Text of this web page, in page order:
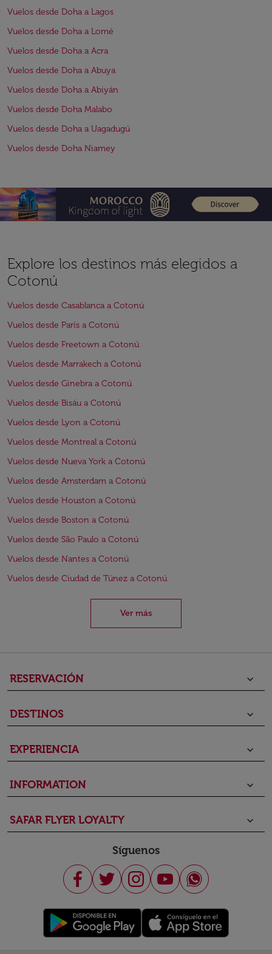
Vuelos desde Doha a Lagos
Vuelos desde Doha a Lomé
Vuelos desde Doha a Acra
Vuelos desde Doha a Abuya
Vuelos desde Doha a Abiyán
Vuelos desde Doha Malabo
Vuelos desde Doha a Uagadugú
Vuelos desde Doha Niamey
Explore los destinos más elegidos a
Cotonú
Vuelos desde Casablanca a Cotonú
Vuelos desde París a Cotonú
Vuelos desde Freetown a Cotonú
Vuelos desde Marrakech a Cotonú
Vuelos desde Ginebra a Cotonú
Vuelos desde Bisáu a Cotonú
Vuelos desde Lyon a Cotonú
Vuelos desde Montreal a Cotonú
Vuelos desde Nueva York a Cotonú
Vuelos desde Amsterdam a Cotonú
Vuelos desde Houston a Cotonú
Vuelos desde Boston a Cotonú
Vuelos desde São Paulo a Cotonú
Vuelos desde Nantes a Cotonú
Vuelos desde Ciudad de Túnez a Cotonú
Ver más
RESERVACIÓN keyboard_arrow_down
DESTINOS keyboard_arrow_down
EXPERIENCIA keyboard_arrow_down
INFORMATION keyboard_arrow_down
SAFAR FLYER LOYALTY keyboard_arrow_down
Síguenos